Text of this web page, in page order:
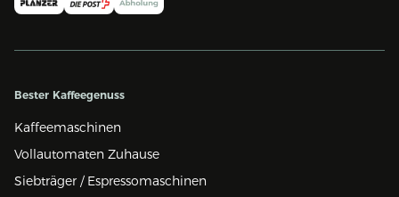
Bester Kaffeegenuss
Kaffeemaschinen
Vollautomaten Zuhause
Siebträger / Espressomaschinen